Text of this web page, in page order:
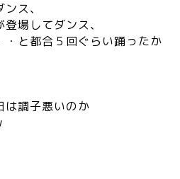
ス、
場してダンス、
・と都合５回ぐらい踊ったか
は調子悪いのか